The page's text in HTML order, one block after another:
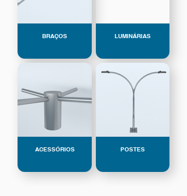
BRAÇOS LUMINÁRIAS
ACESSÓRIOS POSTES